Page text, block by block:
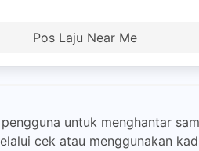
Pos Laju Near Me
untuk menghantar
cek atau menggunakan